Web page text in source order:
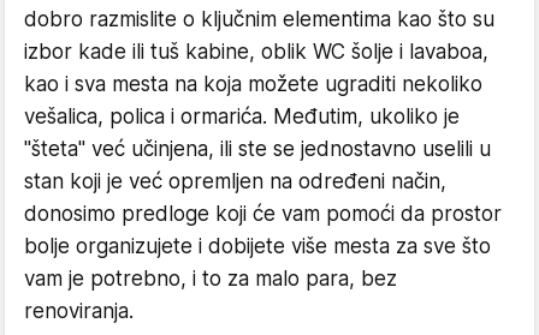
dobro razmislite o ključnim elementima kao što su
izbor kade ili tuš kabine, oblik WC šolje i lavaboa,
kao i sva mesta na koja možete ugraditi nekoliko
vešalica, polica i ormarića. Međutim, ukoliko je
"šteta" već učinjena, ili ste se jednostavno uselili u
stan koji je već opremljen na određeni način,
donosimo predloge koji će vam pomoći da prostor
bolje organizujete i dobijete više mesta za sve što
vam je potrebno, i to za malo para, bez
renoviranja.